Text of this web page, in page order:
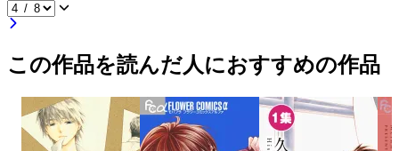
この作品を読んだ人におすすめの作品